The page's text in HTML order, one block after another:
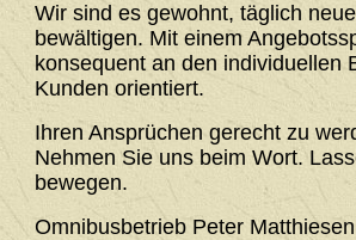
Wir sind es gewohnt, täglich
bewältigen. Mit einem
konsequent an den individuellen
Kunden orientiert.
Ihren Ansprüchen gerecht zu
Nehmen Sie uns beim Wort.
bewegen.
Omnibusbetrieb Peter Matthiesen